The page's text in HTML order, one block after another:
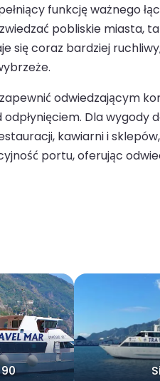
funkcję ważnego
pobliskie miasta,
się coraz bardziej
odwiedzającym
Dla
kawiarni i
portu, oferując